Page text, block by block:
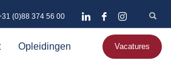
(0)88 374 56 00
Opleidingen Vacatures